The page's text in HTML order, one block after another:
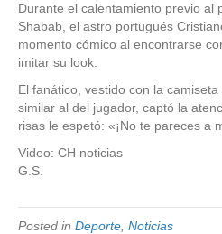
Durante el calentamiento previo al
Shabab, el astro portugués
momento cómico al encontrarse
imitar su look.
El fanático, vestido con la
similar al del jugador, captó la
risas le espetó: «¡No te pareces a
Video: CH noticias
G.S.
Posted in Deporte Noticias